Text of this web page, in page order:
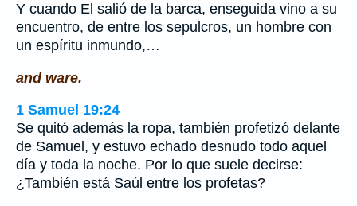
Y cuando El salió de la barca, enseguida vino a su
encuentro, de entre los sepulcros, un hombre con
un espíritu inmundo,…
and ware.
1 Samuel 19:24
Se quitó además la ropa, también profetizó delante
de Samuel, y estuvo echado desnudo todo aquel
día y toda la noche. Por lo que suele decirse:
¿También está Saúl entre los profetas?